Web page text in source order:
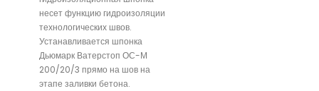
несет функцию гидроизоляции
технологических швов.
Устанавливается шпонка
Дьюмарк Ватерстоп ОС-М
200/20/3 прямо на шов на
этапе заливки бетона.